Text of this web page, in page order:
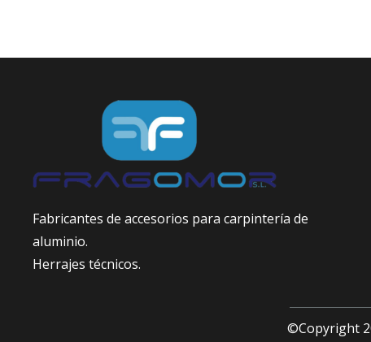
Fabricantes de accesorios para carpintería de
aluminio.
Herrajes técnicos.
©Copyright